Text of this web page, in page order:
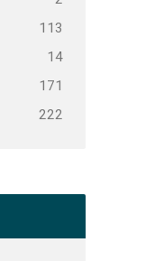
113
14
171
222